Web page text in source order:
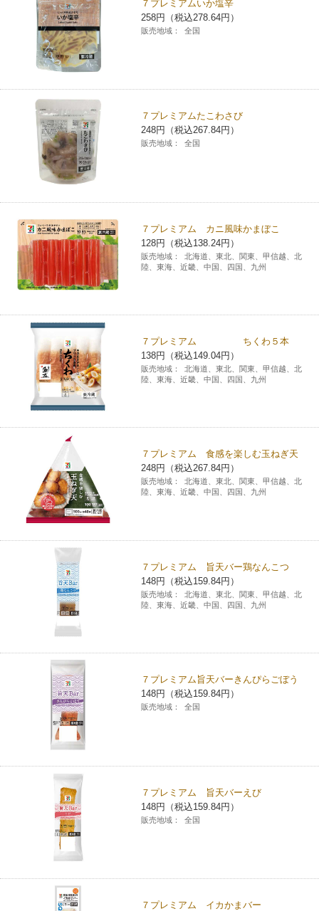
学び・教育
宅配ロッカー（店舗限定）
自転車シェアリング（店舗限定）
モバイルバッテリーシェアリング（店舗限定）
モバイルWi-Fiバッテリーシェアリング（店舗限定）
荷物預かりサービス「ecbocloakエクボクローク」（店舗限定）
ソフトバンクギフト
セブン-イレブンの横顔
セブン-イレブンの歴史
７プレミアムいか塩辛
258円（税込278.64円）
販売地域： 全国
７プレミアムたこわさび
248円（税込267.84円）
販売地域： 全国
７プレミアム カニ風味かまぼこ
128円（税込138.24円）
販売地域：
北海道、東北、関東、甲信越、北
陸、東海、近畿、中国、四国、九州
７プレミアム ちくわ５本
138円（税込149.04円）
販売地域：
北海道、東北、関東、甲信越、北
陸、東海、近畿、中国、四国、九州
７プレミアム 食感を楽しむ玉ねぎ天
248円（税込267.84円）
販売地域：
北海道、東北、関東、甲信越、北
陸、東海、近畿、中国、四国、九州
７プレミアム 旨天バー鶏なんこつ
148円（税込159.84円）
販売地域：
北海道、東北、関東、甲信越、北
陸、東海、近畿、中国、四国、九州
７プレミアム旨天バーきんぴらごぼう
148円（税込159.84円）
販売地域： 全国
７プレミアム 旨天バーえび
148円（税込159.84円）
販売地域： 全国
７プレミアム イカかまバー